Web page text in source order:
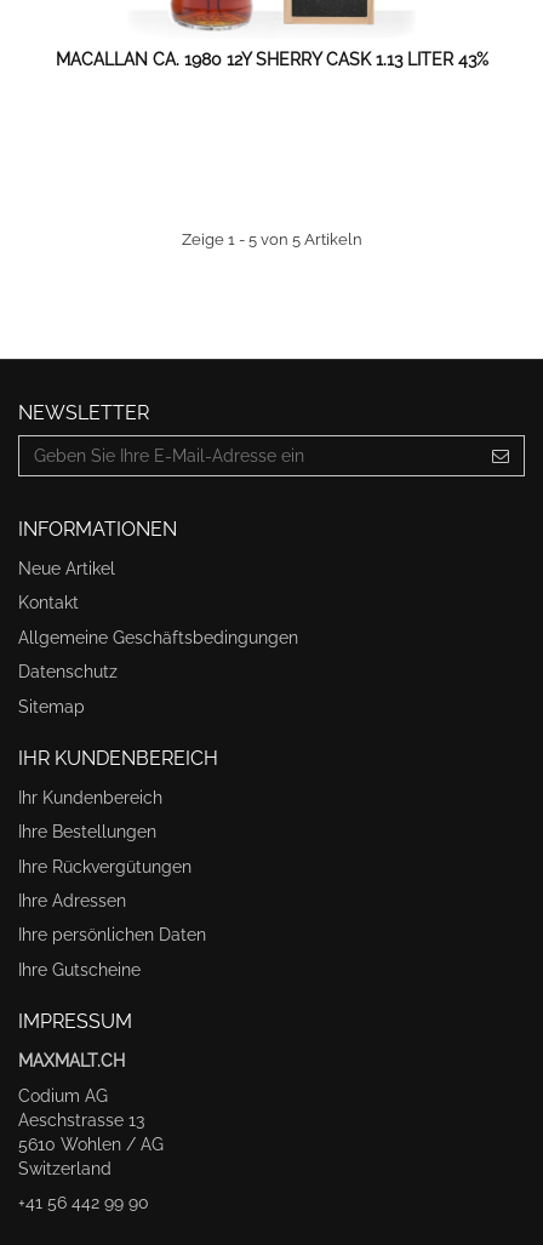
MACALLAN CA. 1980 12Y SHERRY CASK 1.13 LITER 43%
Zeige 1 - 5 von 5 Artikeln
NEWSLETTER
INFORMATIONEN
Neue Artikel
Kontakt
Allgemeine Geschäftsbedingungen
Datenschutz
Sitemap
IHR KUNDENBEREICH
Ihr Kundenbereich
Ihre Bestellungen
Ihre Rückvergütungen
Ihre Adressen
Ihre persönlichen Daten
Ihre Gutscheine
IMPRESSUM
MAXMALT.CH
Codium AG
Aeschstrasse 13
5610 Wohlen / AG
Switzerland
+41 56 442 99 90